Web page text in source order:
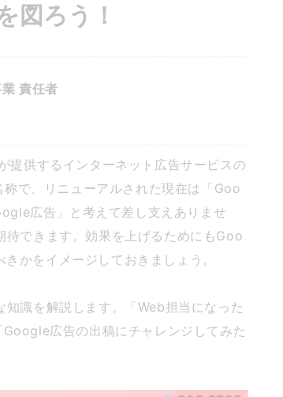
図ろう！
責任者
供するインターネット広告サービスの
で、リニューアルされた現在は「Goo
広告」と考えて差し支えありませ
できます。効果を上げるためにもGoo
かをイメージしておきましょう。
識を解説します。「Web担当になった
広告の出稿にチャレンジしてみた